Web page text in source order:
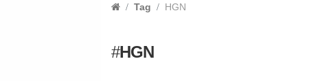
Tag HGN
#HGN